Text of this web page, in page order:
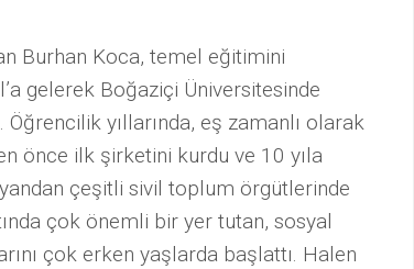
LOUNGE
BIZ
YATIRIMCIYIZ-
BIZ
EĞITMENLER
Burhan Koca, temel eğitimini
gelerek Boğaziçi Üniversitesinde
Öğrencilik yıllarında, eş zamanlı olarak
önce ilk şirketini kurdu ve 10 yıla
çeşitli sivil toplum örgütlerinde
çok önemli bir yer tutan, sosyal
çok erken yaşlarda başlattı. Halen